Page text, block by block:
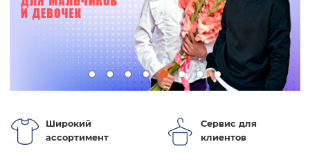
Широкий
ассортимент
Сервис для
клиентов